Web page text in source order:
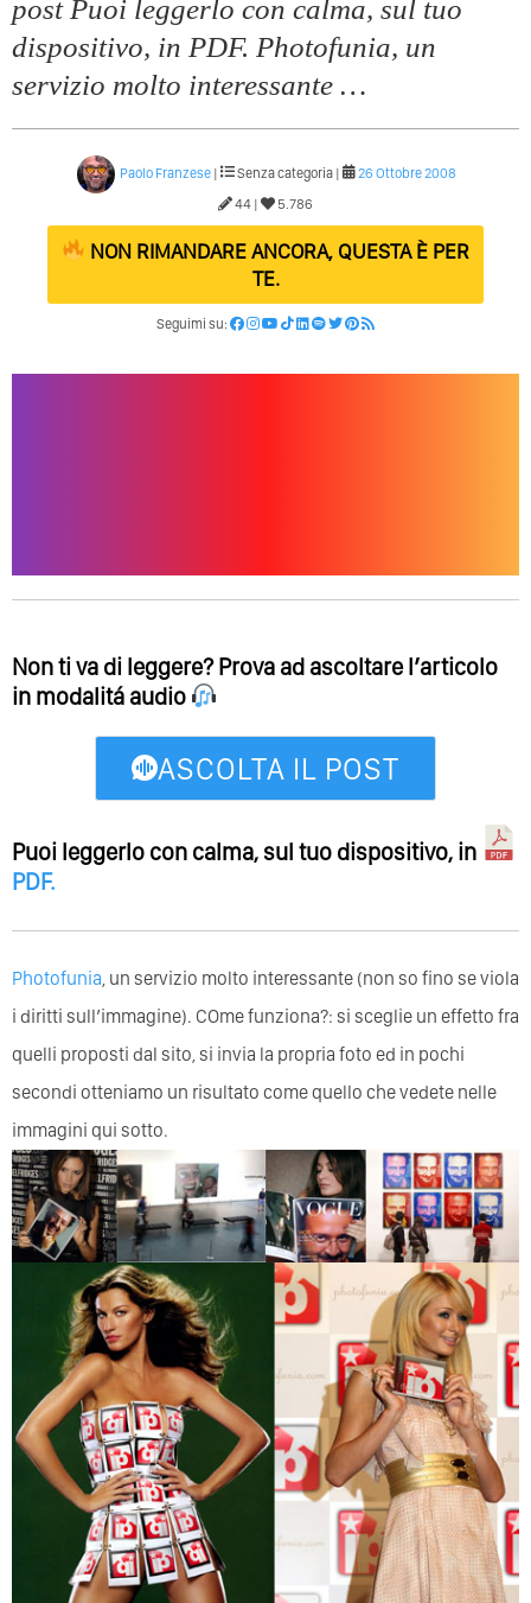
L’Accademia Del Wedding
post Puoi leggerlo con calma, sul tuo
dispositivo, in PDF. Photofunia, un
servizio molto interessante …
Paolo Franzese | Senza categoria |
26 Ottobre 2008
44 |
5.786
NON RIMANDARE ANCORA, QUESTA È PER
TE.
Seguimi su:
Non ti va di leggere? Prova ad ascoltare l’articolo
in modalitá audio
ASCOLTA IL POST
Puoi leggerlo con calma, sul tuo dispositivo, in
PDF.
Photofunia , un servizio molto interessante (non so fino se viola
i diritti sull’immagine). COme funziona?: si sceglie un effetto fra
quelli proposti dal sito, si invia la propria foto ed in pochi
secondi otteniamo un risultato come quello che vedete nelle
immagini qui sotto.